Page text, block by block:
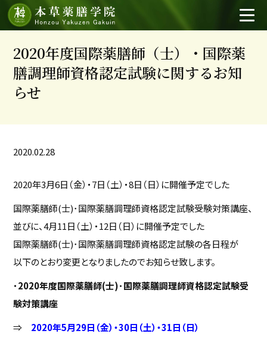
2020年度国際薬膳師（士）・国際薬
膳調理師資格認定試験に関するお知
らせ
2020.02.28
2020年3月6日（金）・7日（土）・8日（日）に開催予定でした
国際薬膳師(士)･国際薬膳調理師資格認定試験受験対策講座、
並びに、4月11日（土）・12日（日）に開催予定でした
国際薬膳師(士)･国際薬膳調理師資格認定試験の各日程が
以下のとおり変更となりましたのでお知らせ致します。
・2020年度国際薬膳師(士)･国際薬膳調理師資格認定試験受
験対策講座
⇒ 2020年5月29日（金）・30日（土）・31日（日）